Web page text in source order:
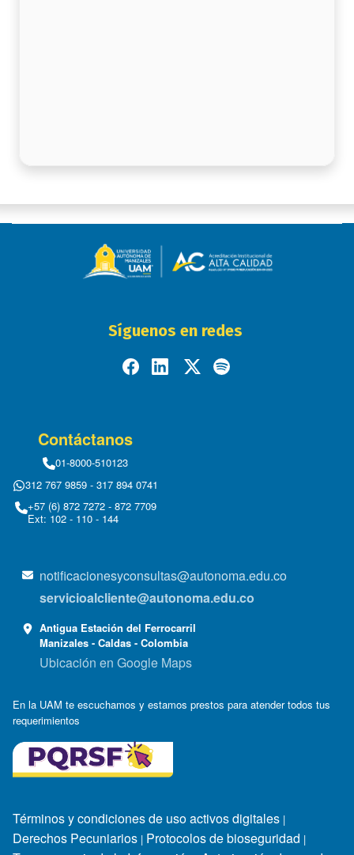
Síguenos en redes
Contáctanos
01-8000-510123
312 767 9859 - 317 894 0741
+57 (6) 872 7272 - 872 7709
Ext: 102 - 110 - 144
notificacionesyconsultas@autonoma.edu.co
servicioalcliente@autonoma.edu.co
Antigua Estación del Ferrocarril
Manizales - Caldas - Colombia
Ubicación en Google Maps
En la UAM te escuchamos y estamos prestos para atender todos tus
requerimientos
Términos y condiciones de uso activos digitales |
Derechos Pecuniarios | Protocolos de bioseguridad |